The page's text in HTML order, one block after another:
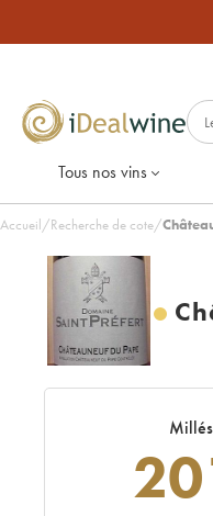
Tous nos vins
Accueil/Recherche de cote/